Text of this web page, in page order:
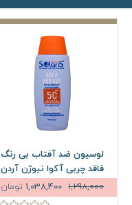
لوسیون ضد آفتاب بی رنگ
فاقد چربی آکوا نیوژن آردن
سولاریس SPF50 حجم 100
میلی لیتر
1,298,000 تومان